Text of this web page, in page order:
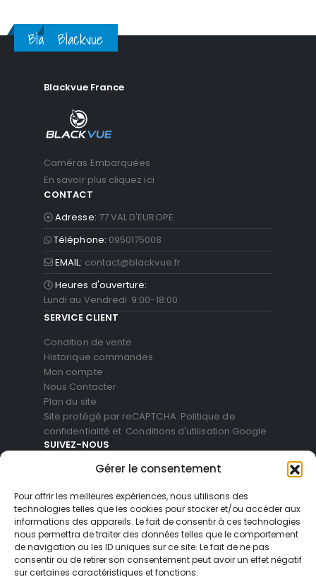
Gérer le consentement
Pour offrir les meilleures expériences, nous utilisons des
technologies telles que les cookies pour stocker et/ou accéder aux
informations des appareils. Le fait de consentir à ces technologies
nous permettra de traiter des données telles que le comportement
de navigation ou les ID uniques sur ce site. Le fait de ne pas
consentir ou de retirer son consentement peut avoir un effet négatif
sur certaines caractéristiques et fonctions.
BlackvueBlackvue
Blackvue France
Caméras Embarquées
En savoir plus cliquez ici
CONTACT
Adresse: 77 VAL D'EUROPE
Téléphone: 0950175008
EMAIL: contact@blackvue.fr
Heures d'ouverture:
Lundi au Vendredi 9:00-18:00
SERVICE CLIENT
Condition de vente
Historique commandes
Mon compte
Nous Contacter
Plan du site
Site protégé par reCAPTCHA. Politique de
confidentialité et Conditions d'utilisation Google
SUIVEZ-NOUS